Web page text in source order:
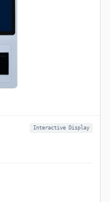
Interactive Display